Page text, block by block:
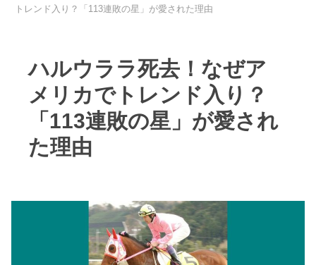
トレンド入り？「113連敗の星」が愛された理由
ハルウララ死去！なぜア
メリカでトレンド入り？
「113連敗の星」が愛され
た理由